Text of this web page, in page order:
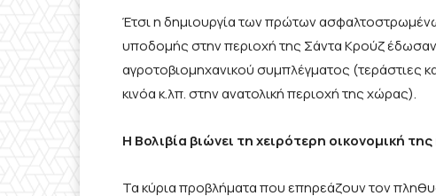
Έτσι η δημιουργία των πρώτων
υποδομής στην περιοχή της Σάντα Κρούζ
αγροτοβιομηχανικού συμπλέγματος (τεράστιες
κινόα κ.λπ. στην ανατολική περιοχή της χώρας).
Η Βολιβία βιώνει τη χειρότερη οικονομική
Τα κύρια προβλήματα που επηρεάζουν τον